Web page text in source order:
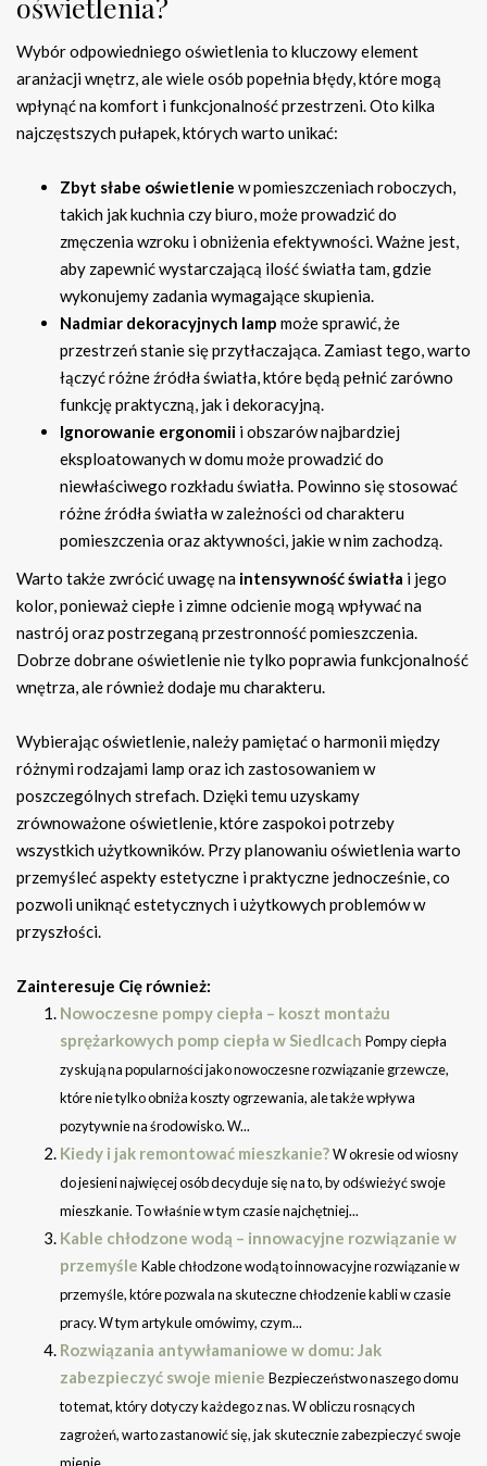
Wybór odpowiedniego oświetlenia to kluczowy element
aranżacji wnętrz, ale wiele osób popełnia błędy, które mogą
wpłynąć na komfort i funkcjonalność przestrzeni. Oto kilka
najczęstszych pułapek, których warto unikać:
Zbyt słabe oświetlenie w pomieszczeniach roboczych,
takich jak kuchnia czy biuro, może prowadzić do
zmęczenia wzroku i obniżenia efektywności. Ważne jest,
aby zapewnić wystarczającą ilość światła tam, gdzie
wykonujemy zadania wymagające skupienia.
Nadmiar dekoracyjnych lamp może sprawić, że
przestrzeń stanie się przytłaczająca. Zamiast tego, warto
łączyć różne źródła światła, które będą pełnić zarówno
funkcję praktyczną, jak i dekoracyjną.
Ignorowanie ergonomii i obszarów najbardziej
eksploatowanych w domu może prowadzić do
niewłaściwego rozkładu światła. Powinno się stosować
różne źródła światła w zależności od charakteru
pomieszczenia oraz aktywności, jakie w nim zachodzą.
Warto także zwrócić uwagę na intensywność światła i jego
kolor, ponieważ ciepłe i zimne odcienie mogą wpływać na
nastrój oraz postrzeganą przestronność pomieszczenia.
Dobrze dobrane oświetlenie nie tylko poprawia funkcjonalność
wnętrza, ale również dodaje mu charakteru.
Wybierając oświetlenie, należy pamiętać o harmonii między
różnymi rodzajami lamp oraz ich zastosowaniem w
poszczególnych strefach. Dzięki temu uzyskamy
zrównoważone oświetlenie, które zaspokoi potrzeby
wszystkich użytkowników. Przy planowaniu oświetlenia warto
przemyśleć aspekty estetyczne i praktyczne jednocześnie, co
pozwoli uniknąć estetycznych i użytkowych problemów w
przyszłości.
Zainteresuje Cię również:
Nowoczesne pompy ciepła – koszt montażu
sprężarkowych pomp ciepła w Siedlcach Pompy ciepła
zyskują na popularności jako nowoczesne rozwiązanie grzewcze,
które nie tylko obniża koszty ogrzewania, ale także wpływa
pozytywnie na środowisko. W...
Kiedy i jak remontować mieszkanie?W okresie od wiosny
do jesieni najwięcej osób decyduje się na to, by odświeżyć swoje
mieszkanie. To właśnie w tym czasie najchętniej...
Kable chłodzone wodą – innowacyjne rozwiązanie w
przemyśle Kable chłodzone wodą to innowacyjne rozwiązanie w
przemyśle, które pozwala na skuteczne chłodzenie kabli w czasie
pracy. W tym artykule omówimy, czym...
Rozwiązania antywłamaniowe w domu: Jak
zabezpieczyć swoje mienie Bezpieczeństwo naszego domu
to temat, który dotyczy każdego z nas. W obliczu rosnących
zagrożeń, warto zastanowić się, jak skutecznie zabezpieczyć swoje
mienie...